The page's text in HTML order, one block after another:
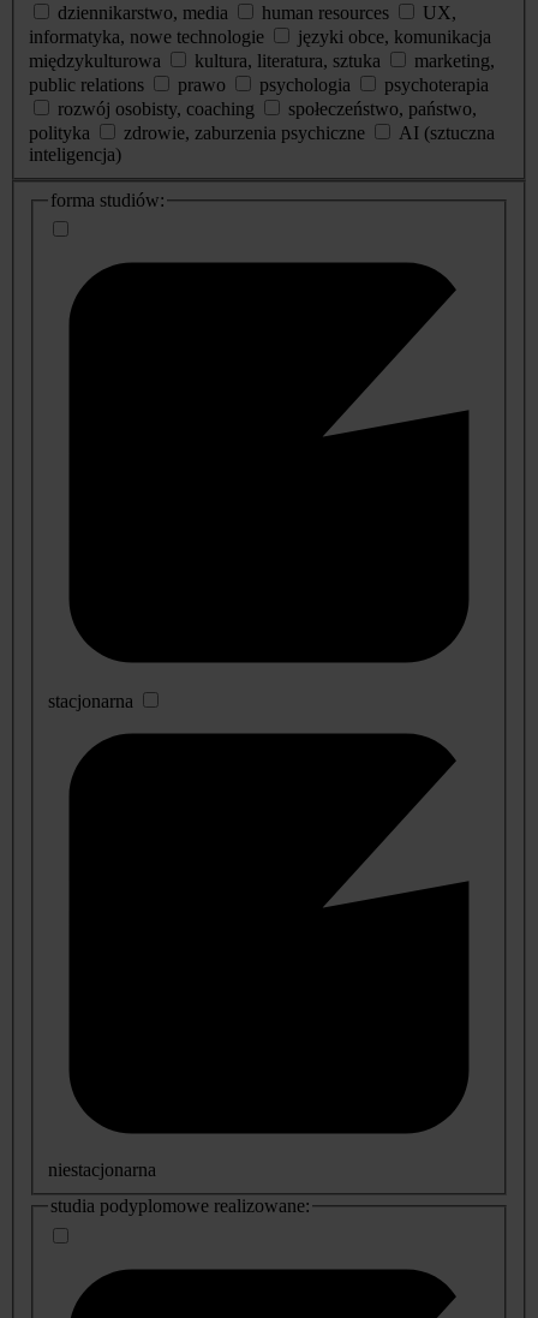
dziennikarstwo, media
human resources
UX,
informatyka, nowe technologie
języki obce, komunikacja
międzykulturowa
kultura, literatura, sztuka
marketing,
public relations
prawo psychologia
psychoterapia
rozwój osobisty, coaching
społeczeństwo, państwo,
polityka
zdrowie, zaburzenia psychiczne
AI (sztuczna
inteligencja)
dodatkowe
informacje
forma studiów:
stacjonarna
niestacjonarna
studia podyplomowe realizowane: